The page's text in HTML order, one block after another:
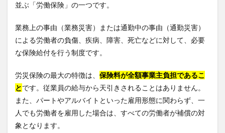
並ぶ「労働保険」の一つです。
業務上の事由（業務災害）または通勤中の事由（通勤災害）
による労働者の負傷、疾病、障害、死亡などに対して、必要
な保険給付を行う制度です。
労災保険の最大の特徴は、 保険料が全額事業主負担であるこ
とです。従業員の給与から天引きされることはありません。
また、パートやアルバイトといった雇用形態に関わらず、一
人でも労働者を雇用した場合は、すべての労働者が補償の対
象となります。